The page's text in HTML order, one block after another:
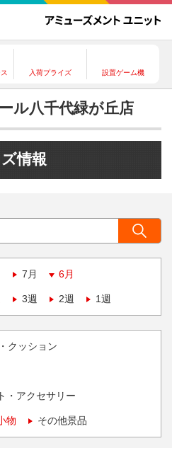
入荷プライズ 設置ゲーム機
ル八千代緑が丘店
情報
7月 6月
3週 2週 1週
クッション
・アクセサリー
物 その他景品